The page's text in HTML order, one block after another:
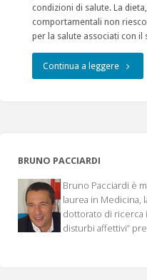
condizioni di salute. La
comportamentali non
per la salute associati con
Continua a leggere
BRUNO PACCIARDI
Bruno Pacciardi è
laurea in Medicina,
dottorato di ricerca
disturbi affettivi”